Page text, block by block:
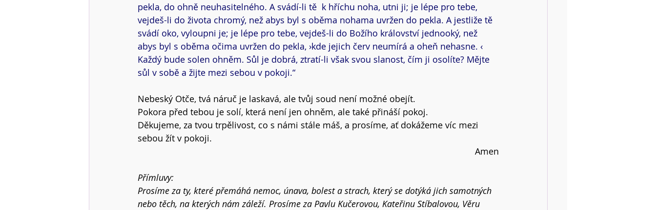
pekla, do ohně neuhasitelného. A svádí-li tě  k hříchu noha, utni ji; je lépe pro tebe,
vejdeš-li do života chromý, než abys byl s oběma nohama uvržen do pekla. A jestliže tě
svádí oko, vyloupni je; je lépe pro tebe, vejdeš-li do Božího království jednooký, než
abys byl s oběma očima uvržen do pekla, ›kde jejich červ neumírá a oheň nehasne. ‹
Každý bude solen ohněm. Sůl je dobrá, ztratí-li však svou slanost, čím ji osolíte? Mějte
sůl v sobě a žijte mezi sebou v pokoji.“
Nebeský Otče, tvá náruč je laskavá, ale tvůj soud není možné obejít.
Pokora před tebou je solí, která není jen ohněm, ale také přináší pokoj.
Děkujeme, za tvou trpělivost, co s námi stále máš, a prosíme, ať dokážeme víc mezi
sebou žít v pokoji.
Amen
Přímluvy:
Prosíme za ty, které přemáhá nemoc, únava, bolest a strach, který se dotýká jich samotných
nebo těch, na kterých nám záleží. Prosíme za Pavlu Kučerovou, Kateřinu Stíbalovou, Věru